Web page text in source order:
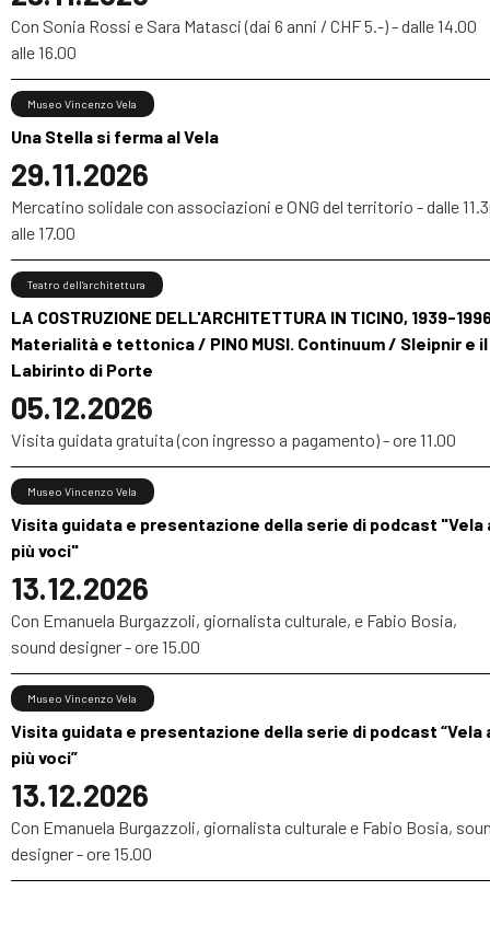
Con Sonia Rossi e Sara Matasci (dai 6 anni / CHF 5.-) - dalle 14.00
alle 16.00
Una Stella si ferma al Vela
29.11.2026
Museo Vincenzo Vela
Mercatino solidale con associazioni e ONG del territorio - dalle
alle 17.00
LA COSTRUZIONE DELL'ARCHITETTURA IN TICINO, 1939-
Materialità e tettonica / PINO MUSI. Continuum / Sleipnir e il
Labirinto di Porte
05.12.2026
Teatro dell’architettura
Visita guidata gratuita (con ingresso a pagamento) - ore 11.00
Visita guidata e presentazione della serie di podcast "Vela
più voci"
13.12.2026
Museo Vincenzo Vela
Con Emanuela Burgazzoli, giornalista culturale, e Fabio Bosia,
sound designer - ore 15.00
Visita guidata e presentazione della serie di podcast “Vela
più voci”
13.12.2026
Museo Vincenzo Vela
Con Emanuela Burgazzoli, giornalista culturale e Fabio Bosia,
designer - ore 15.00